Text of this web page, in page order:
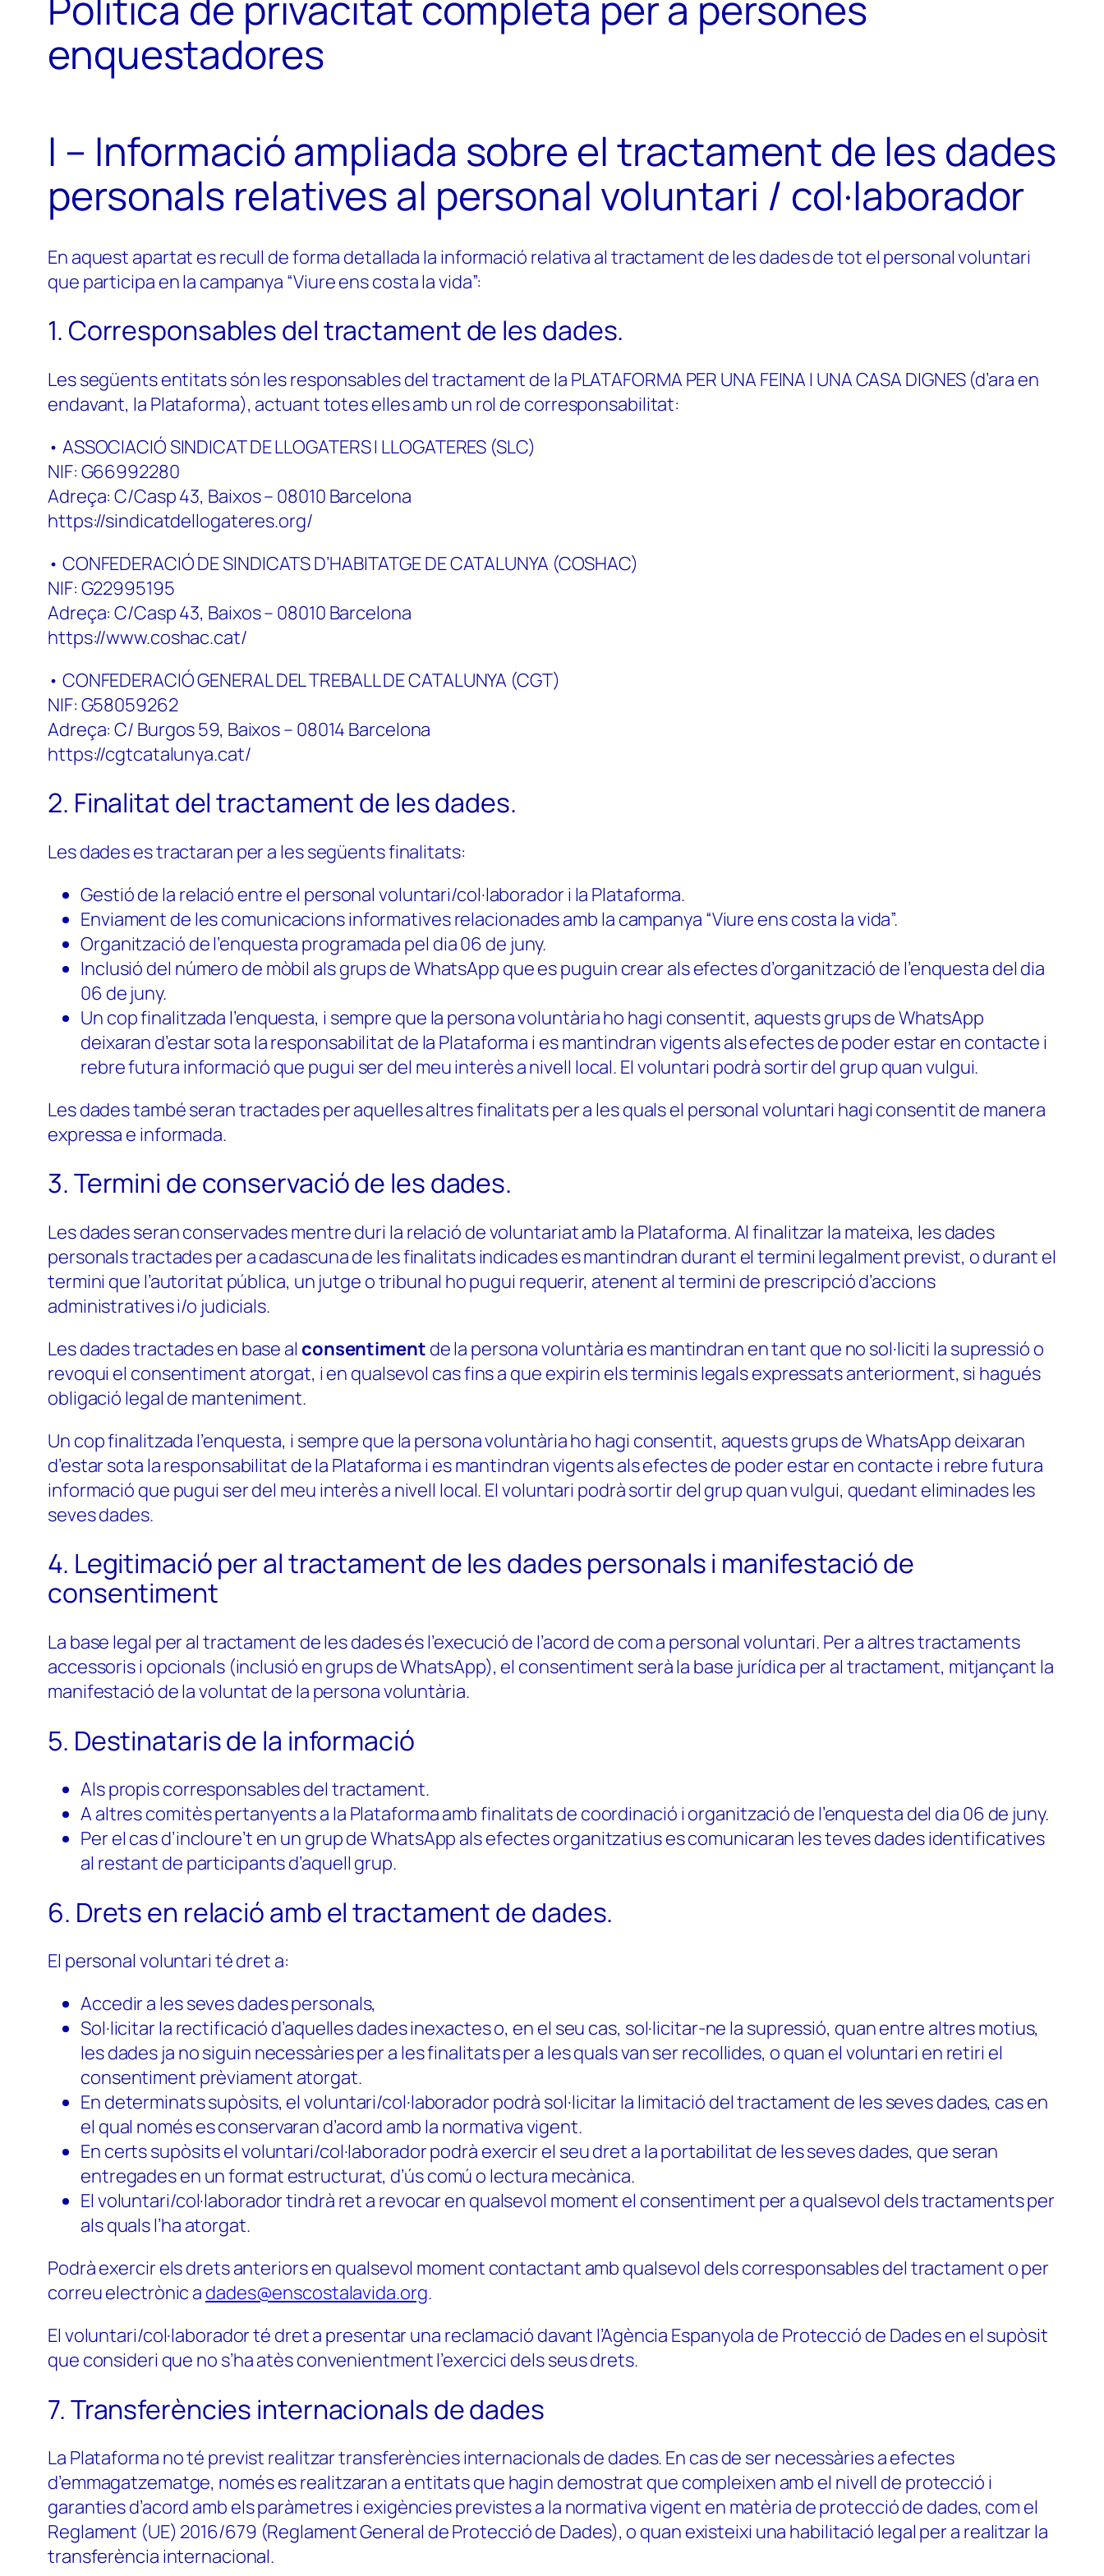
enquestadores
I – Informació ampliada sobre el tractament de les dades
personals relatives al personal voluntari / col·laborador
En aquest apartat es recull de forma detallada la informació relativa al tractament de les dades de tot el personal voluntari
que participa en la campanya “Viure ens costa la vida”:
1. Corresponsables del tractament de les dades.
Les següents entitats són les responsables del tractament de la PLATAFORMA PER UNA FEINA I UNA CASA DIGNES (d’ara en
endavant, la Plataforma), actuant totes elles amb un rol de corresponsabilitat:
• ASSOCIACIÓ SINDICAT DE LLOGATERS I LLOGATERES (SLC)
NIF: G66992280
Adreça: C/Casp 43, Baixos – 08010 Barcelona
https://sindicatdellogateres.org/
• CONFEDERACIÓ DE SINDICATS D’HABITATGE DE CATALUNYA (COSHAC)
NIF: G22995195
Adreça: C/Casp 43, Baixos – 08010 Barcelona
https://www.coshac.cat/
• CONFEDERACIÓ GENERAL DEL TREBALL DE CATALUNYA (CGT)
NIF: G58059262
Adreça: C/ Burgos 59, Baixos – 08014 Barcelona
https://cgtcatalunya.cat/
2. Finalitat del tractament de les dades.
Les dades es tractaran per a les següents finalitats:
Gestió de la relació entre el personal voluntari/col·laborador i la Plataforma.
Enviament de les comunicacions informatives relacionades amb la campanya “Viure ens costa la vida”.
Organització de l’enquesta programada pel dia 06 de juny.
Inclusió del número de mòbil als grups de WhatsApp que es puguin crear als efectes d’organització de l’enquesta del dia
06 de juny.
Un cop finalitzada l’enquesta, i sempre que la persona voluntària ho hagi consentit, aquests grups de WhatsApp
deixaran d’estar sota la responsabilitat de la Plataforma i es mantindran vigents als efectes de poder estar en contacte i
rebre futura informació que pugui ser del meu interès a nivell local. El voluntari podrà sortir del grup quan vulgui.
Les dades també seran tractades per aquelles altres finalitats per a les quals el personal voluntari hagi consentit de manera
expressa e informada.
3. Termini de conservació de les dades.
Les dades seran conservades mentre duri la relació de voluntariat amb la Plataforma. Al finalitzar la mateixa, les dades
personals tractades per a cadascuna de les finalitats indicades es mantindran durant el termini legalment previst, o durant el
termini que l’autoritat pública, un jutge o tribunal ho pugui requerir, atenent al termini de prescripció d’accions
administratives i/o judicials.
Les dades tractades en base al consentiment de la persona voluntària es mantindran en tant que no sol·liciti la supressió o
revoqui el consentiment atorgat, i en qualsevol cas fins a que expirin els terminis legals expressats anteriorment, si hagués
obligació legal de manteniment.
Un cop finalitzada l’enquesta, i sempre que la persona voluntària ho hagi consentit, aquests grups de WhatsApp deixaran
d’estar sota la responsabilitat de la Plataforma i es mantindran vigents als efectes de poder estar en contacte i rebre futura
informació que pugui ser del meu interès a nivell local. El voluntari podrà sortir del grup quan vulgui, quedant eliminades les
seves dades.
4. Legitimació per al tractament de les dades personals i manifestació de
consentiment
La base legal per al tractament de les dades és l’execució de l’acord de com a personal voluntari. Per a altres tractaments
accessoris i opcionals (inclusió en grups de WhatsApp), el consentiment serà la base jurídica per al tractament, mitjançant la
manifestació de la voluntat de la persona voluntària.
5. Destinataris de la informació
Als propis corresponsables del tractament.
A altres comitès pertanyents a la Plataforma amb finalitats de coordinació i organització de l’enquesta del dia 06 de juny.
Per el cas d’incloure’t en un grup de WhatsApp als efectes organitzatius es comunicaran les teves dades identificatives
al restant de participants d’aquell grup.
6. Drets en relació amb el tractament de dades.
El personal voluntari té dret a:
Accedir a les seves dades personals,
Sol·licitar la rectificació d’aquelles dades inexactes o, en el seu cas, sol·licitar-ne la supressió, quan entre altres motius,
les dades ja no siguin necessàries per a les finalitats per a les quals van ser recollides, o quan el voluntari en retiri el
consentiment prèviament atorgat.
En determinats supòsits, el voluntari/col·laborador podrà sol·licitar la limitació del tractament de les seves dades, cas en
el qual només es conservaran d’acord amb la normativa vigent.
En certs supòsits el voluntari/col·laborador podrà exercir el seu dret a la portabilitat de les seves dades, que seran
entregades en un format estructurat, d’ús comú o lectura mecànica.
El voluntari/col·laborador tindrà ret a revocar en qualsevol moment el consentiment per a qualsevol dels tractaments per
als quals l’ha atorgat.
Podrà exercir els drets anteriors en qualsevol moment contactant amb qualsevol dels corresponsables del tractament o per
correu electrònic a dades@enscostalavida.org.
El voluntari/col·laborador té dret a presentar una reclamació davant l’Agència Espanyola de Protecció de Dades en el supòsit
que consideri que no s’ha atès convenientment l’exercici dels seus drets.
7. Transferències internacionals de dades
La Plataforma no té previst realitzar transferències internacionals de dades. En cas de ser necessàries a efectes
d’emmagatzematge, només es realitzaran a entitats que hagin demostrat que compleixen amb el nivell de protecció i
garanties d’acord amb els paràmetres i exigències previstes a la normativa vigent en matèria de protecció de dades, com el
Reglament (UE) 2016/679 (Reglament General de Protecció de Dades), o quan existeixi una habilitació legal per a realitzar la
transferència internacional.